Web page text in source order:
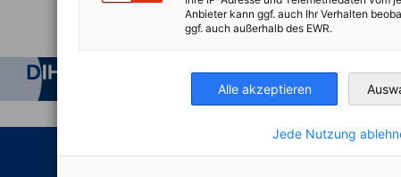
Bundesministerium für Wirtschaft und Energie
AHK.de
Anbieter kann ggf. auch Ihr Verhalten
ggf. auch außerhalb des EWR.
Alle akzeptieren
Jede Nutzung